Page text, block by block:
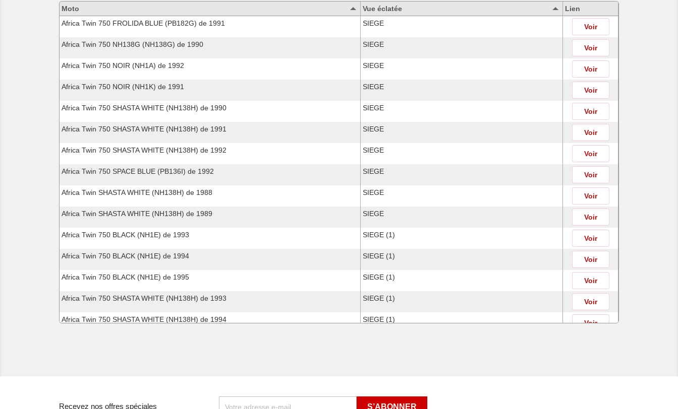
motos
compatibles
Moto Vue éclatée
Lien
Africa Twin 750 FROLIDA BLUE (PB182G) de 1991
SIEGE Voir
Africa Twin 750 NH138G (NH138G) de 1990 SIEGE Voir
Africa Twin 750 NOIR (NH1A) de 1992 SIEGE Voir
Africa Twin 750 NOIR (NH1K) de 1991 SIEGE Voir
Africa Twin 750 SHASTA WHITE (NH138H) de 1990 SIEGE Voir
Africa Twin 750 SHASTA WHITE (NH138H) de 1991 SIEGE Voir
Africa Twin 750 SHASTA WHITE (NH138H) de 1992 SIEGE Voir
Africa Twin 750 SPACE BLUE (PB136I) de 1992 SIEGE Voir
Africa Twin SHASTA WHITE (NH138H) de 1988 SIEGE Voir
Africa Twin SHASTA WHITE (NH138H) de 1989 SIEGE Voir
Africa Twin 750 BLACK (NH1E) de 1993 SIEGE (1) Voir
Africa Twin 750 BLACK (NH1E) de 1994 SIEGE (1) Voir
Africa Twin 750 BLACK (NH1E) de 1995 SIEGE (1) Voir
Africa Twin 750 SHASTA WHITE (NH138H) de 1993 SIEGE (1) Voir
Africa Twin 750 SHASTA WHITE (NH138H) de 1994 SIEGE (1) Voir
Africa Twin 750 TOSCANA GREEN (G130I) de 1993 SIEGE (1)
Recevez nos offres spéciales